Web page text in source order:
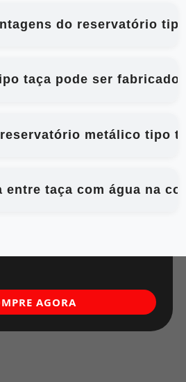
do reservatório
taça pode ser fabricado
metálico tipo
entre taça com água na
AGORA